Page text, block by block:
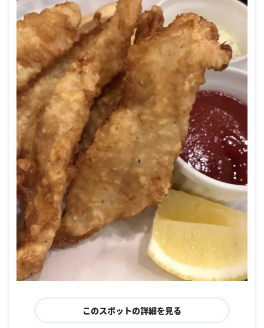
このスポットの詳細を見る